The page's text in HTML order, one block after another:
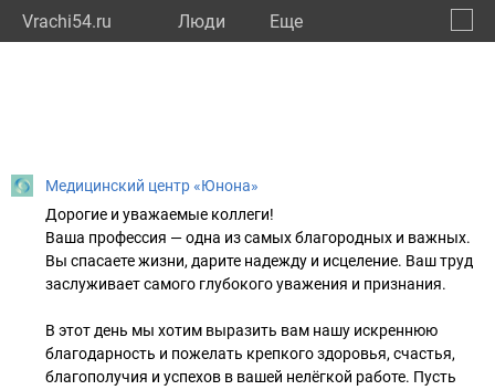
Vrachi54.ru Люди Eще
Медицинский центр «Юнона»
Дорогие и уважаемые коллеги!
Ваша профессия — одна из самых благородных и важных.
Вы спасаете жизни, дарите надежду и исцеление. Ваш труд
заслуживает самого глубокого уважения и признания.
В этот день мы хотим выразить вам нашу искреннюю
благодарность и пожелать крепкого здоровья, счастья,
благополучия и успехов в вашей нелёгкой работе. Пусть